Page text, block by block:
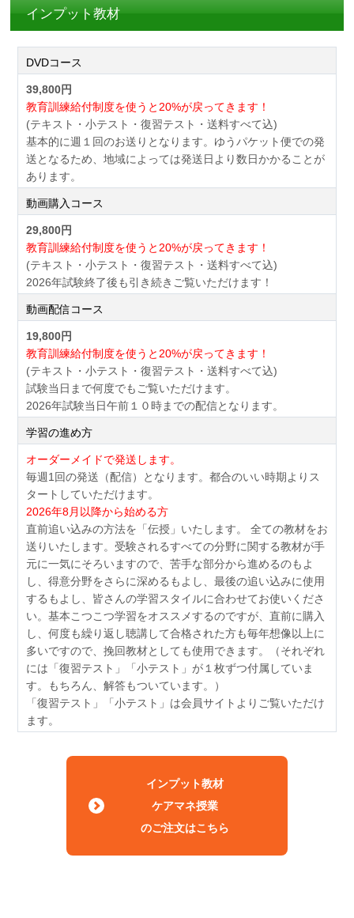
インプット教材
DVDコース
39,800円
教育訓練給付制度を使うと20%が戻ってきます！
(テキスト・小テスト・復習テスト・送料すべて込)
基本的に週１回のお送りとなります。ゆうパケット便での発
送となるため、地域によっては発送日より数日かかることが
あります。
動画購入コース
29,800円
教育訓練給付制度を使うと20%が戻ってきます！
(テキスト・小テスト・復習テスト・送料すべて込)
2026年試験終了後も引き続きご覧いただけます！
動画配信コース
19,800円
教育訓練給付制度を使うと20%が戻ってきます！
(テキスト・小テスト・復習テスト・送料すべて込)
試験当日まで何度でもご覧いただけます。
2026年試験当日午前１０時までの配信となります。
学習の進め方
オーダーメイドで発送します。
毎週1回の発送（配信）となります。都合のいい時期よりス
タートしていただけます。
2026年8月以降から始める方
直前追い込みの方法を「伝授」いたします。 全ての教材をお
送りいたします。受験されるすべての分野に関する教材が手
元に一気にそろいますので、苦手な部分から進めるのもよ
し、得意分野をさらに深めるもよし、最後の追い込みに使用
するもよし、皆さんの学習スタイルに合わせてお使いくださ
い。基本こつこつ学習をオススメするのですが、直前に購入
し、何度も繰り返し聴講して合格された方も毎年想像以上に
多いですので、挽回教材としても使用できます。（それぞれ
には「復習テスト」「小テスト」が１枚ずつ付属していま
す。もちろん、解答もついています。）
「復習テスト」「小テスト」は会員サイトよりご覧いただけ
ます。
インプット教材
ケアマネ授業
のご注文はこちら